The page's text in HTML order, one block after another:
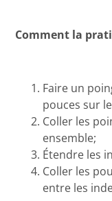
Comment la
Faire un
pouces sur
Coller les
ensemble;
Étendre les
Coller les
entre les